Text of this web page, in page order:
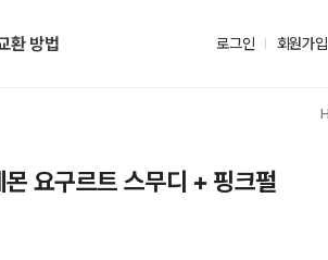
환 방법 로그인 회원가입
몬 요구르트 스무디 + 핑크펄